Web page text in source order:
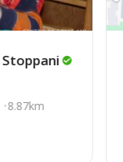
Stoppani
8.87km